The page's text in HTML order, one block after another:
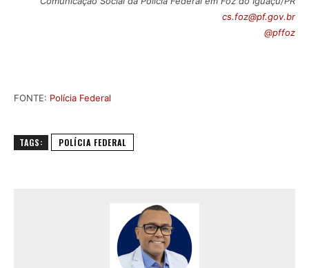
cs.foz@pf.gov.br
@pffoz
FONTE: Polícia Federal
TAGS: POLÍCIA FEDERAL